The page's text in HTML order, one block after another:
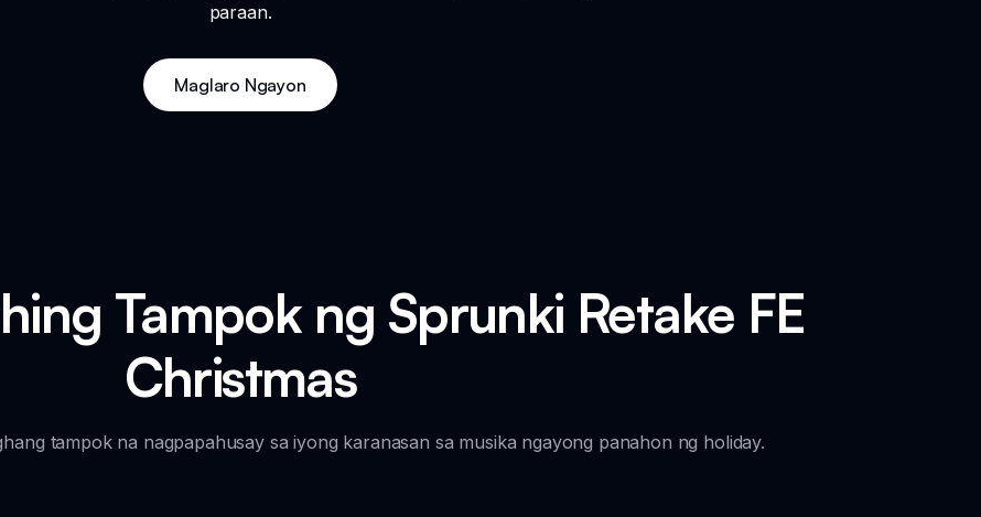
paraan.
Maglaro Ngayon
Tampok ng Sprunki Retake FE
Christmas
tampok na nagpapahusay sa iyong karanasan sa musika ngayong panahon ng holiday.